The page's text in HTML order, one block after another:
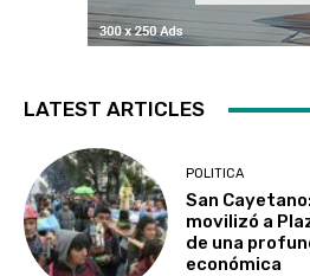
LATEST ARTICLES
POLITICA
San
movilizó a
de una
económica